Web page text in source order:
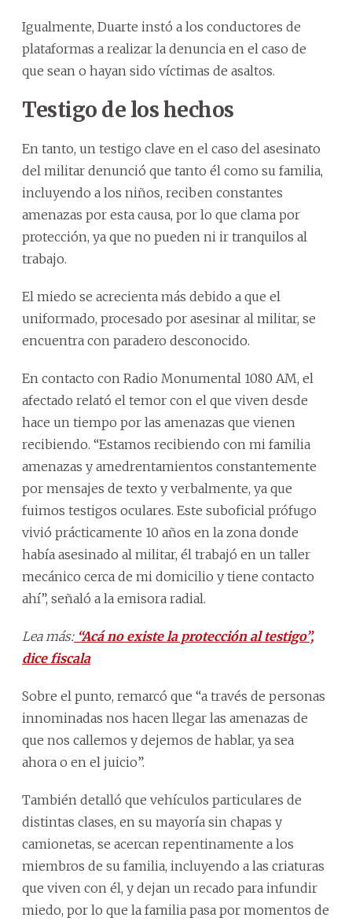
Igualmente, Duarte instó a los conductores de
plataformas a realizar la denuncia en el caso de
que sean o hayan sido víctimas de asaltos.
Testigo de los hechos
En tanto, un testigo clave en el caso del asesinato
del militar denunció que tanto él como su familia,
incluyendo a los niños, reciben constantes
amenazas por esta causa, por lo que clama por
protección, ya que no pueden ni ir tranquilos al
trabajo.
El miedo se acrecienta más debido a que el
uniformado, procesado por asesinar al militar, se
encuentra con paradero desconocido.
En contacto con Radio Monumental 1080 AM, el
afectado relató el temor con el que viven desde
hace un tiempo por las amenazas que vienen
recibiendo. “Estamos recibiendo con mi familia
amenazas y amedrentamientos constantemente
por mensajes de texto y verbalmente, ya que
fuimos testigos oculares. Este suboficial prófugo
vivió prácticamente 10 años en la zona donde
había asesinado al militar, él trabajó en un taller
mecánico cerca de mi domicilio y tiene contacto
ahí”, señaló a la emisora radial.
Lea más: “Acá no existe la protección al testigo”,
dice fiscala
Sobre el punto, remarcó que “a través de personas
innominadas nos hacen llegar las amenazas de
que nos callemos y dejemos de hablar, ya sea
ahora o en el juicio”.
También detalló que vehículos particulares de
distintas clases, en su mayoría sin chapas y
camionetas, se acercan repentinamente a los
miembros de su familia, incluyendo a las criaturas
que viven con él, y dejan un recado para infundir
miedo, por lo que la familia pasa por momentos de